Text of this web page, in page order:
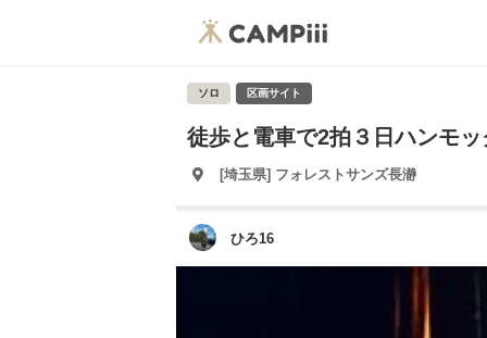
ソロ 区画サイト
徒歩と電車で2拍３日ハンモッ
[埼玉県] フォレストサンズ長瀞
ひろ16